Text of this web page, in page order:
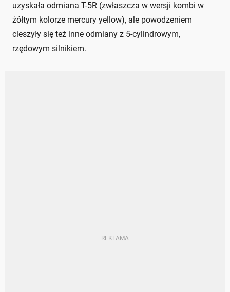
uzyskała odmiana T-5R (zwłaszcza w wersji kombi w
żółtym kolorze mercury yellow), ale powodzeniem
cieszyły się też inne odmiany z 5-cylindrowym,
rzędowym silnikiem.